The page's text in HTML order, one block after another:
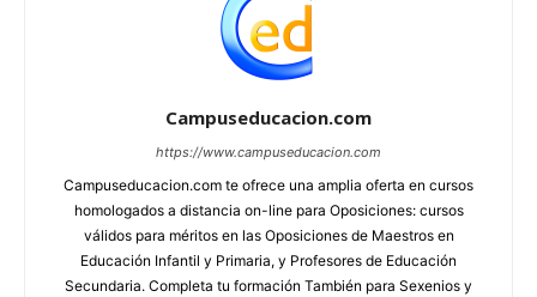
Campuseducacion.com
https://www.campuseducacion.com
Campuseducacion.com te ofrece una amplia oferta en cursos
homologados a distancia on-line para Oposiciones: cursos
válidos para méritos en las Oposiciones de Maestros en
Educación Infantil y Primaria, y Profesores de Educación
Secundaria. Completa tu formación También para Sexenios y